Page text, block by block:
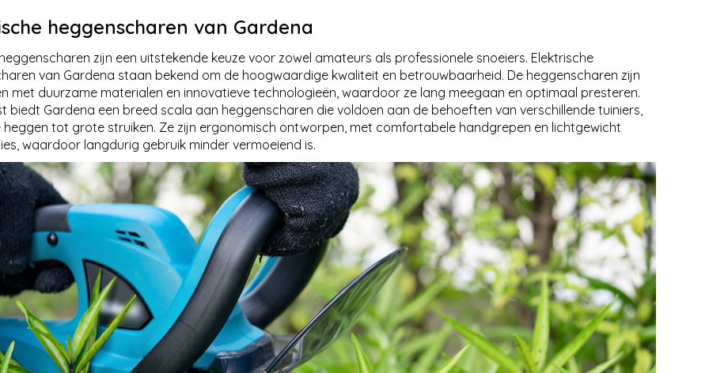
heggenscharen van Gardena
zijn een uitstekende keuze voor zowel amateurs als professionele snoeiers. Elektrische
van Gardena staan bekend om de hoogwaardige kwaliteit en betrouwbaarheid. De heggenscharen zijn
met duurzame materialen en innovatieve technologieën, waardoor ze lang meegaan en optimaal presteren.
biedt Gardena een breed scala aan heggenscharen die voldoen aan de behoeften van verschillende tuiniers,
heggen tot grote struiken. Ze zijn ergonomisch ontworpen, met comfortabele handgrepen en lichtgewicht
waardoor langdurig gebruik minder vermoeiend is.